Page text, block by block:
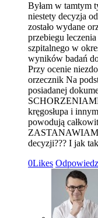
Byłam w tamtym
niestety decyzja
zostało wydane
przebiegu
szpitalnego w
wyników badań
Przy ocenie
orzecznik Na
posiadanej
SCHORZENIAMI
kręgosłupa i
powodują
decyzji??? I jak
0Likes Odpowiedz